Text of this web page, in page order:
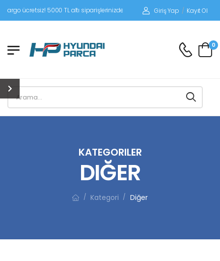
5000 TL altı siparişlerinizde siparişleriniz alıcı ödemeli gönderilir.
Giriş Yap / Kayıt Ol
0
KATEGORILER
DIĞER
/ Kategori / Diğer